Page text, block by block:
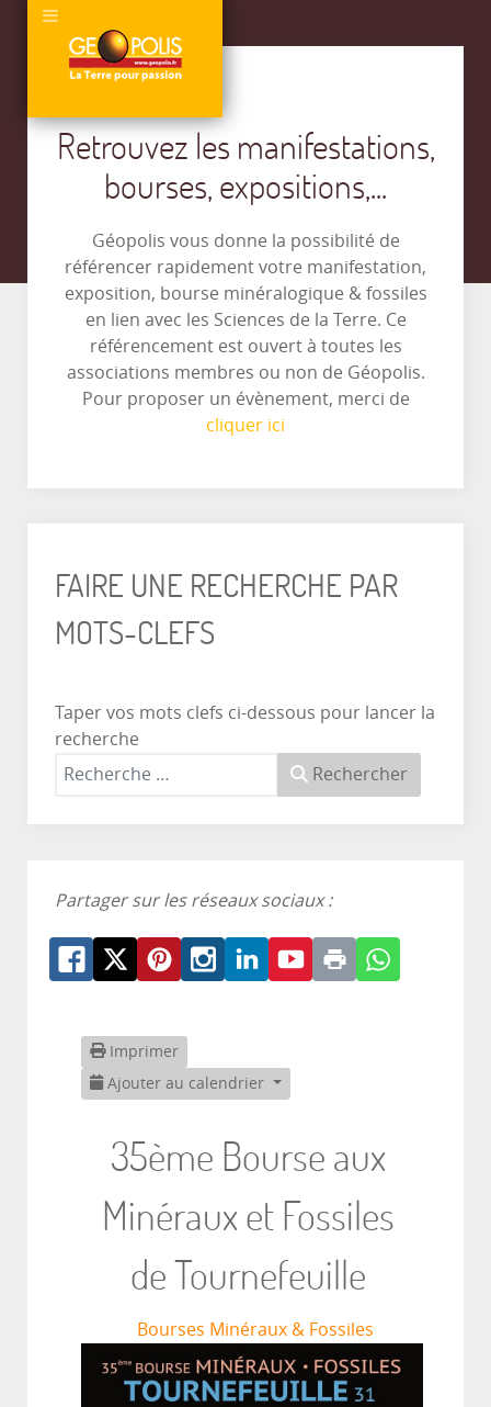
Retrouvez les manifestations,
bourses, expositions,...
Géopolis vous donne la possibilité de
référencer rapidement votre manifestation,
exposition, bourse minéralogique & fossiles
en lien avec les Sciences de la Terre. Ce
référencement est ouvert à toutes les
associations membres ou non de Géopolis.
Pour proposer un évènement, merci de
cliquer ici
FAIRE UNE RECHERCHE PAR
MOTS-CLEFS
Taper vos mots clefs ci-dessous pour lancer la
recherche
Rechercher
Partager sur les réseaux sociaux :
Imprimer
Ajouter au calendrier
35ème Bourse aux
Minéraux et Fossiles
de Tournefeuille
Bourses Minéraux & Fossiles